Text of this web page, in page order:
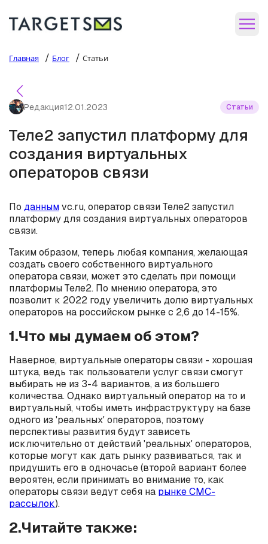
Главная / Блог / Статьи
Редакция12.01.2023 Статьи
Теле2 запустил платформу для
создания виртуальных
операторов связи
По даннымvc.ru, оператор связи Теле2 запустил
платформу для создания виртуальных операторов
связи.
Таким образом, теперь любая компания, желающая
создать своего собственного виртуального
оператора связи, может это сделать при помощи
платформы Теле2. По мнению оператора, это
позволит к 2022 году увеличить долю виртуальных
операторов на российском рынке с 2,6 до 14-15%.
1.Что мы думаем об этом?
Наверное, виртуальные операторы связи - хорошая
штука, ведь так пользователи услуг связи смогут
выбирать не из 3-4 вариантов, а из большего
количества. Однако виртуальный оператор на то и
виртуальный, чтобы иметь инфраструктуру на базе
одного из 'реальных' операторов, поэтому
перспективы развития будут зависеть
исключительно от действий 'реальных' операторов,
которые могут как дать рынку развиваться, так и
придушить его в одночасье (второй вариант более
вероятен, если принимать во внимание то, как
операторы связи ведут себя на рынке СМС-
рассылок).
2.Читайте также: